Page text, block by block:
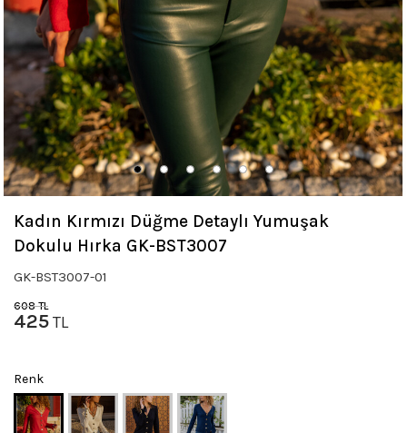
Kadın Kırmızı Düğme Detaylı Yumuşak
Dokulu Hırka GK-BST3007
GK-BST3007-01
608TL
425TL
Renk